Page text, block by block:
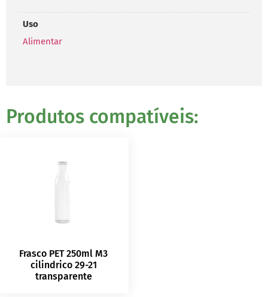
Uso
Alimentar
Produtos compatíveis:
Frasco PET 250ml M3
cilindrico 29-21
transparente